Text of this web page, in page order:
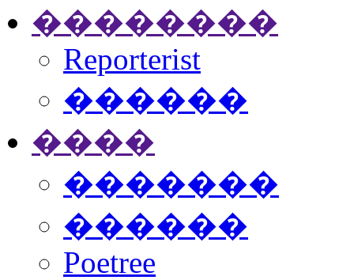
��������
Reporterist
������
����
�������
������
Poetree